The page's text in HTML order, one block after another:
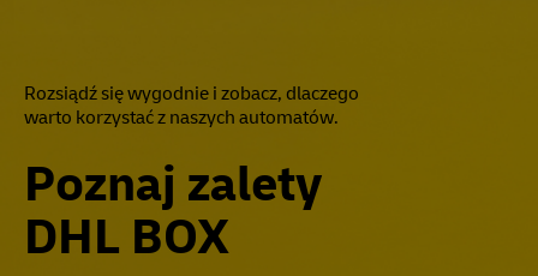
Rozsiądź się wygodnie i zobacz, dlaczego
warto korzystać z naszych automatów.
Poznaj zalety
DHL BOX